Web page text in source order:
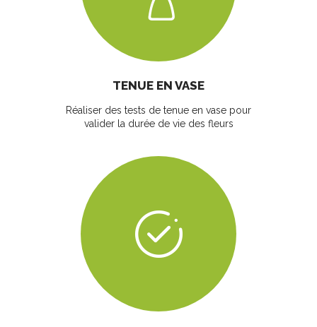
TENUE EN VASE
Réaliser des tests de tenue en vase pour
valider la durée de vie des fleurs